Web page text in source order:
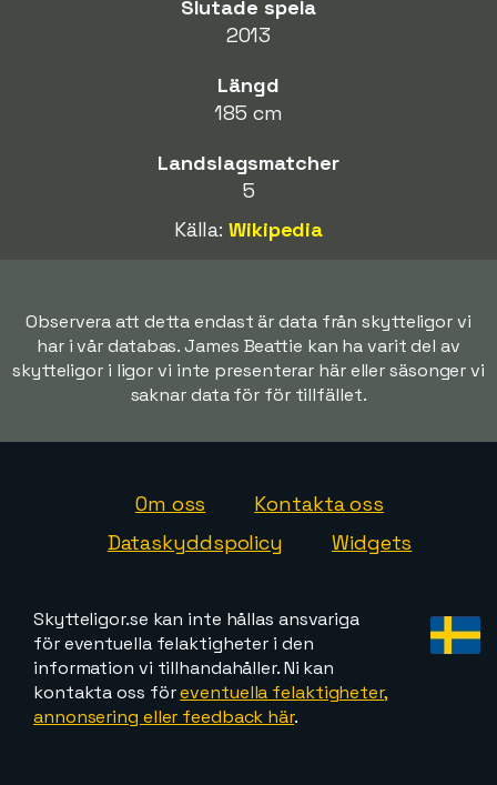
Slutade spela
2013
Längd
185 cm
Landslagsmatcher
5
Källa:Wikipedia
Observera att detta endast är data från skytteligor vi
har i vår databas. James Beattie kan ha varit del av
skytteligor i ligor vi inte presenterar här eller säsonger vi
saknar data för för tillfället.
Om oss
Kontakta oss
Dataskyddspolicy
Widgets
Skytteligor.se kan inte hållas ansvariga
för eventuella felaktigheter i den
information vi tillhandahåller. Ni kan
kontakta oss föreventuella felaktigheter,
annonsering eller feedback här.